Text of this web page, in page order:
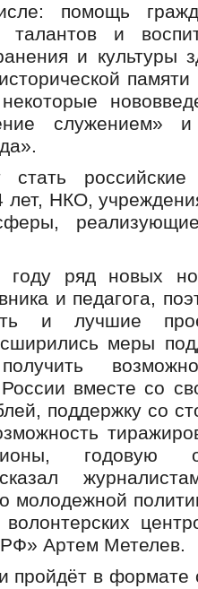
помощь
талантов и
и культуры
памяти
служением» и
стать
НКО,
ряд новых
и педагога,
и лучшие
меры
вместе со
поддержку со
годовую
молодежной
Артем Метелев.
пройдёт в формате